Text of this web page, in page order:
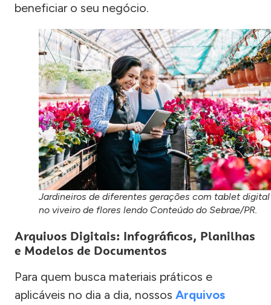
beneficiar o seu negócio.
Jardineiros de diferentes gerações com tablet digital
no viveiro de flores lendo Conteúdo do Sebrae/PR.
Arquivos Digitais: Infográficos, Planilhas
e Modelos de Documentos
Para quem busca materiais práticos e
aplicáveis no dia a dia, nossos Arquivos